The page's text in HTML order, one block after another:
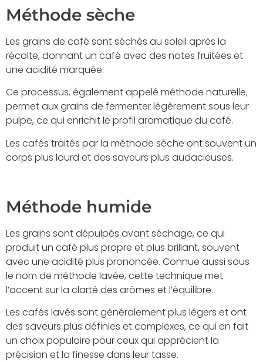
Méthode sèche
Les grains de café sont séchés au soleil après la
récolte, donnant un café avec des notes fruitées et
une acidité marquée.
Ce processus, également appelé méthode naturelle,
permet aux grains de fermenter légèrement sous leur
pulpe, ce qui enrichit le profil aromatique du café.
Les cafés traités par la méthode sèche ont souvent un
corps plus lourd et des saveurs plus audacieuses.
Méthode humide
Les grains sont dépulpés avant séchage, ce qui
produit un café plus propre et plus brillant, souvent
avec une acidité plus prononcée. Connue aussi sous
le nom de méthode lavée, cette technique met
l’accent sur la clarté des arômes et l’équilibre.
Les cafés lavés sont généralement plus légers et ont
des saveurs plus définies et complexes, ce qui en fait
un choix populaire pour ceux qui apprécient la
précision et la finesse dans leur tasse.